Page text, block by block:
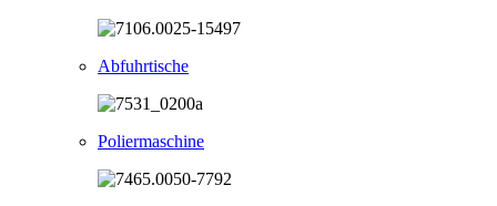
Abfuhrtische
Poliermaschine